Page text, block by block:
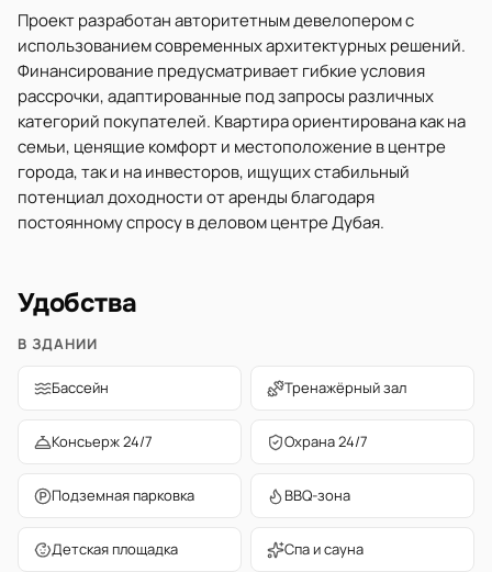
Проект разработан авторитетным девелопером с
использованием современных архитектурных решений.
Финансирование предусматривает гибкие условия
рассрочки, адаптированные под запросы различных
категорий покупателей. Квартира ориентирована как на
семьи, ценящие комфорт и местоположение в центре
города, так и на инвесторов, ищущих стабильный
потенциал доходности от аренды благодаря
постоянному спросу в деловом центре Дубая.
Удобства
В ЗДАНИИ
Бассейн Тренажёрный зал
Консьерж 24/7 Охрана 24/7
Подземная парковка BBQ-зона
Детская площадка Спа и сауна